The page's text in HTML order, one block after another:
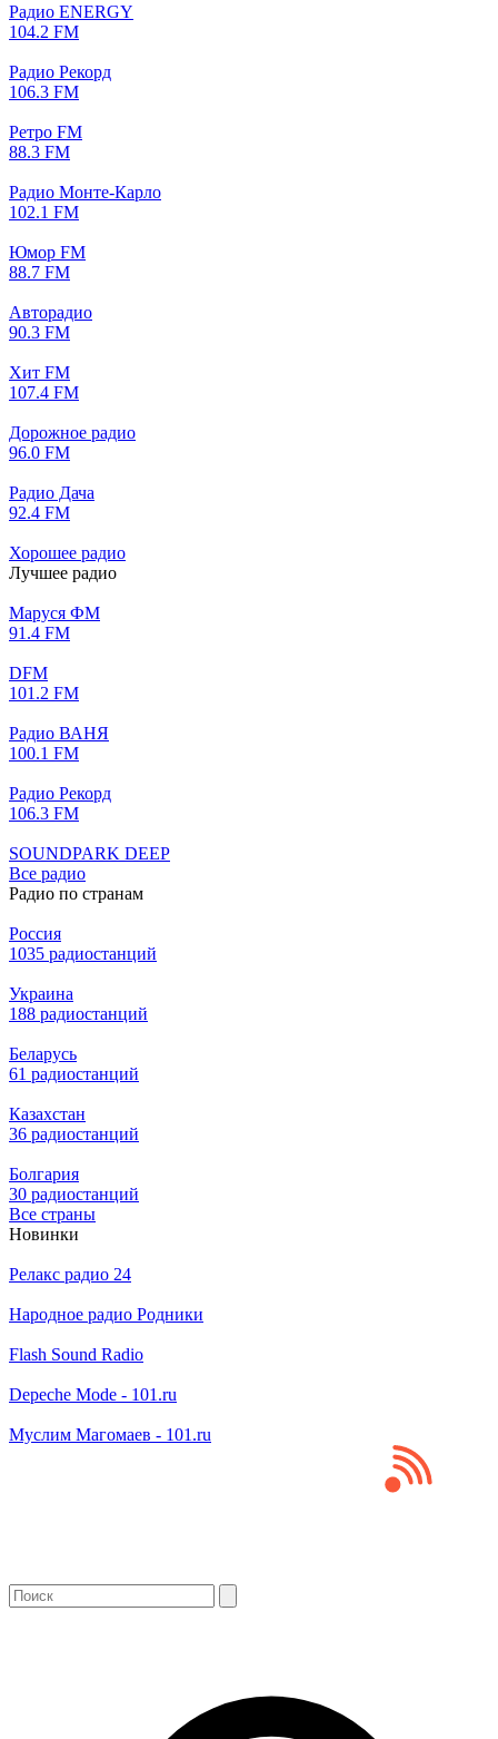
Радио ENERGY
104.2 FM
Радио Рекорд
106.3 FM
Ретро FM
88.3 FM
Радио Монте-Карло
102.1 FM
Юмор FM
88.7 FM
Авторадио
90.3 FM
Хит FM
107.4 FM
Дорожное радио
96.0 FM
Радио Дача
92.4 FM
Хорошее радио
Лучшее радио
Маруся ФМ
91.4 FM
DFM
101.2 FM
Радио ВАНЯ
100.1 FM
Радио Рекорд
106.3 FM
SOUNDPARK DEEP
Все радио
Радио по странам
Россия
1035 радиостанций
Украина
188 радиостанций
Беларусь
61 радиостанций
Казахстан
36 радиостанций
Болгария
30 радиостанций
Все страны
Новинки
Релакс радио 24
Народное радио Родники
Flash Sound Radio
Depeche Mode - 101.ru
Муслим Магомаев - 101.ru